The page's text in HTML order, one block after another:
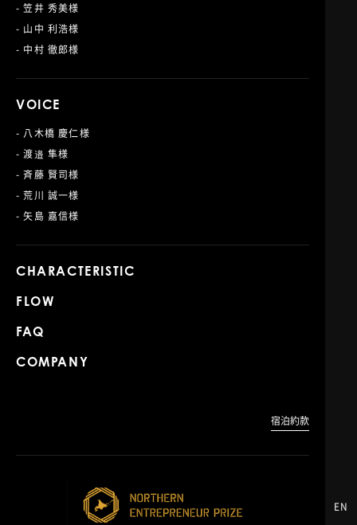
EN
- 笠井 秀美様
- 山中 利浩様
- 中村 徹郎様
VOICE
- 八木橋 慶仁様
- 渡邉 隼様
- 斉藤 賢司様
- 荒川 誠一様
- 矢島 嘉信様
CHARACTERISTIC
FLOW
FAQ
COMPANY
宿泊約款